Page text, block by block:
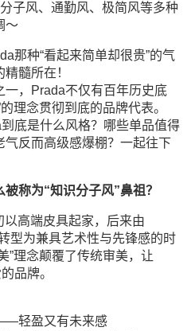
子风、通勤风、极简风等多种
～
那种“看起来简单却很贵”的气
髓所在！
一，Prada不仅有百年历史底
理念贯彻到底的品牌代表。
底是什么风格？哪些单品值得
气反而高级感爆棚？一起往下
称为“知识分子风”鼻祖？
高端皮具起家，后来由
型为兼具艺术性与先锋感的时
”理念颠覆了传统审美，让
品牌。
轻盈又有未来感